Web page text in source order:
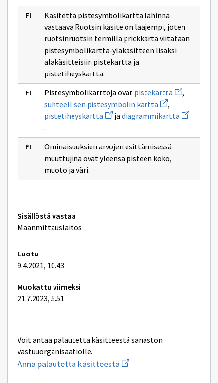
sivulle
Käsitettä pistesymbolikartta lähinnä
vastaava Ruotsin käsite on laajempi, joten
ruotsinruotsin termillä prickkarta viitataan
pistesymbolikartta-yläkäsitteen lisäksi
alakäsitteisiin pistekartta ja
pistetiheyskartta.
Pistesymbolikarttoja ovat pistekartta Avaa
uuden
sivulle
pistekartta
,
suhteellisen pistesymbolin kartta Avaa
uuden
ikkunan
pistesymbolin
kartta
,
pistetiheyskartta Avaa
uuden
sivulle
pistetiheyskartta
ja diagrammikartta Avaa
uuden
sivulle
.
Ominaisuuksien arvojen esittämisessä
muuttujina ovat yleensä pisteen koko,
muoto ja väri.
Tekniset
lisätiedot
Sisällöstä vastaa
Maanmittauslaitos
Luotu
9.4.2021, 10.43
Muokattu viimeksi
21.7.2023, 5.51
Voit antaa palautetta käsitteestä sanaston
vastuuorganisaatiolle.
Anna palautetta käsitteestä Aloita
uuden